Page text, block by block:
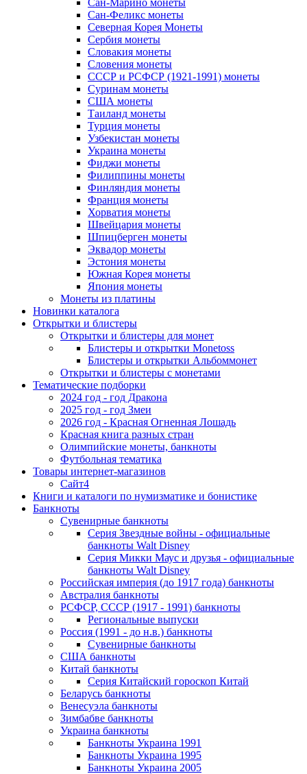
Сан-Марино монеты
Сан-Феликс монеты
Северная Корея Монеты
Сербия монеты
Словакия монеты
Словения монеты
СССР и РСФСР (1921-1991) монеты
Суринам монеты
США монеты
Таиланд монеты
Турция монеты
Узбекистан монеты
Украина монеты
Фиджи монеты
Филиппины монеты
Финляндия монеты
Франция монеты
Хорватия монеты
Швейцария монеты
Шпицберген монеты
Эквадор монеты
Эстония монеты
Южная Корея монеты
Япония монеты
Монеты из платины
Новинки каталога
Открытки и блистеры
Открытки и блистеры для монет
Блистеры и открытки Monetoss
Блистеры и открытки Альбоммонет
Открытки и блистеры с монетами
Тематические подборки
2024 год - год Дракона
2025 год - год Змеи
2026 год - Красная Огненная Лошадь
Красная книга разных стран
Олимпийские монеты, банкноты
Футбольная тематика
Товары интернет-магазинов
Сайт4
Книги и каталоги по нумизматике и бонистике
Банкноты
Сувенирные банкноты
Серия Звездные войны - официальные
банкноты Walt Disney
Серия Микки Маус и друзья - официальные
банкноты Walt Disney
Российская империя (до 1917 года) банкноты
Австралия банкноты
РСФСР, СССР (1917 - 1991) банкноты
Региональные выпуски
Россия (1991 - до н.в.) банкноты
Сувенирные банкноты
США банкноты
Китай банкноты
Серия Китайский гороскоп Китай
Беларусь банкноты
Венесуэла банкноты
Зимбабве банкноты
Украина банкноты
Банкноты Украина 1991
Банкноты Украина 1995
Банкноты Украина 2005